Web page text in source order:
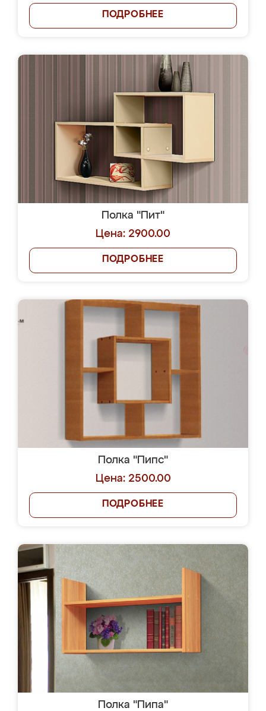
ПОДРОБНЕЕ
Полка "Пит"
Цена: 2900.00
ПОДРОБНЕЕ
Полка "Пипс"
Цена: 2500.00
ПОДРОБНЕЕ
Полка "Пипа"